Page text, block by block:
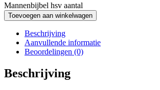
Mannenbijbel hsv aantal
Toevoegen aan winkelwagen
Beschrijving
Aanvullende informatie
Beoordelingen (0)
Beschrijving